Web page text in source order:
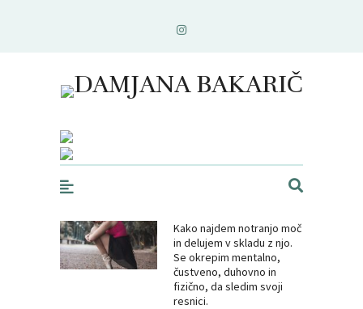
DAMJANA BAKARIČ
Kako najdem notranjo moč
in delujem v skladu z njo.
Se okrepim mentalno,
čustveno, duhovno in
fizično, da sledim svoji
resnici.